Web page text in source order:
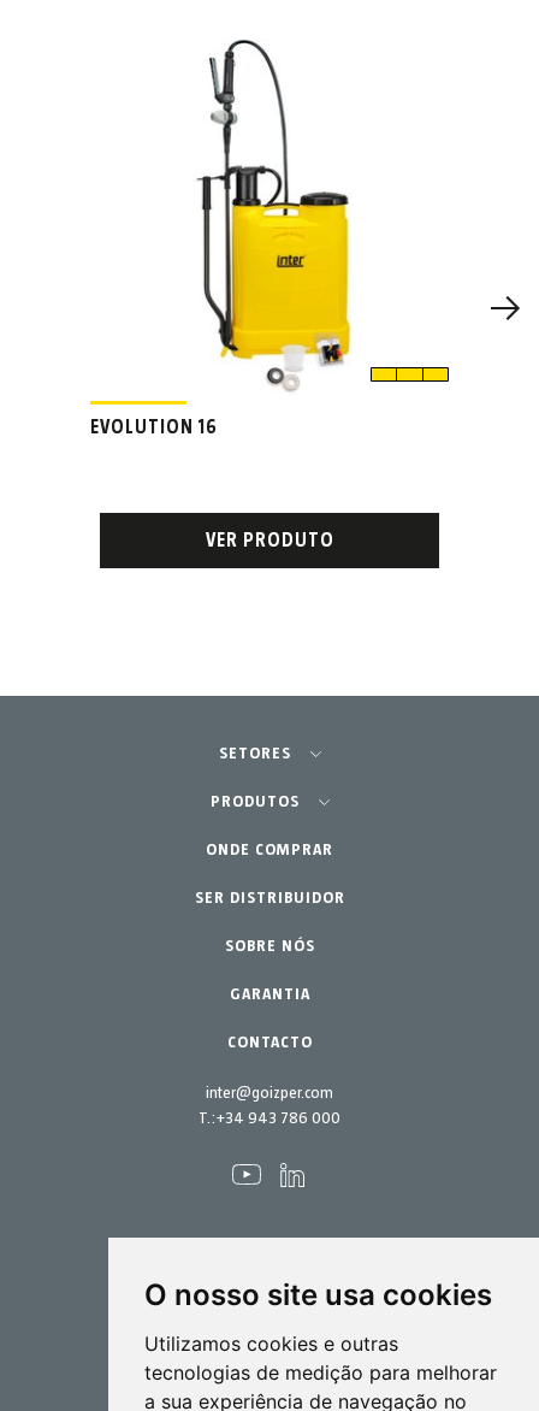
O nosso site usa cookies
Utilizamos cookies e outras
tecnologias de medição para melhorar
a sua experiência de navegação no
EVOLUTION 16
VER PRODUTO
inter@goizper.com
T.:+34 943 786 000
Pulverização
Biotecnlogia
Industrial
SETORES
Agricultura - Horta
Jardinagem Profissional
Lar - Jardim
PRODUTOS
Equipamentos
Acessórios
Peças de reposição
Kits de manutenção
ONDE COMPRAR
SER DISTRIBUIDOR
SOBRE NÓS
GARANTIA
CONTACTO